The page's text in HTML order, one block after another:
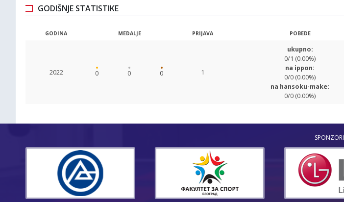
GODIŠNJE STATISTIKE
GODINA MEDALJE PRIJAVA POBEDE
2022 0 0 0 1
ukupno:
0/1 (0.00%)
na ippon:
0/0 (0.00%)
na hansoku-make:
0/0 (0.00%)
SPONZORI